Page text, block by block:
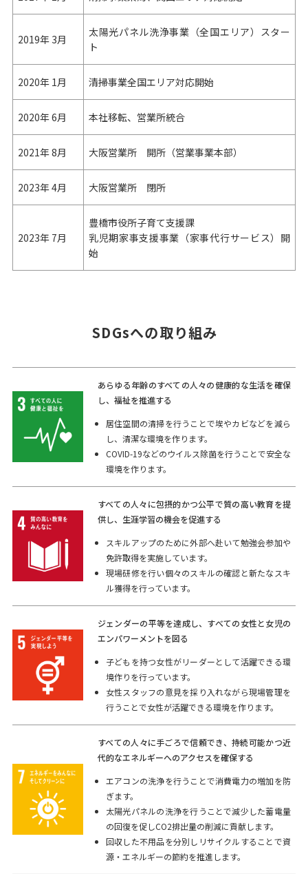
2019年 3月
太陽光パネル洗浄事業（全国エリア）スター
ト
2020年 1月 清掃事業全国エリア対応開始
2020年6月 本社移転、営業所統合
2021年8月 大阪営業所 開所（営業事業本部）
2023年4月 大阪営業所 閉所
2023年 7月
豊橋市役所子育て支援課
乳児期家事支援事業（家事代行サービス）開
始
SDGsへの取り組み
あらゆる年齢のすべての人々の健康的な生活を確保
し、福祉を推進する
居住空間の清掃を行うことで埃やカビなどを減ら
し、清潔な環境を作ります。
COVID-19などのウイルス除菌を行うことで安全な
環境を作ります。
すべての人々に包摂的かつ公平で質の高い教育を提
供し、生涯学習の機会を促進する
スキルアップのために外部へ赴いて勉強会参加や
免許取得を実施しています。
現場研修を行い個々のスキルの確認と新たなスキ
ル獲得を行っています。
ジェンダーの平等を達成し、すべての女性と女児の
エンパワーメントを図る
子どもを持つ女性がリーダーとして活躍できる環
境作りを行っています。
女性スタッフの意見を採り入れながら現場管理を
行うことで女性が活躍できる環境を作ります。
すべての人々に手ごろで信頼でき、持続可能かつ近
代的なエネルギーへのアクセスを確保する
エアコンの洗浄を行うことで消費電力の増加を防
ぎます。
太陽光パネルの洗浄を行うことで減少した蓄電量
の回復を促しCO2排出量の削減に貢献します。
回収した不用品を分別しリサイクルすることで資
源・エネルギーの節約を推進します。